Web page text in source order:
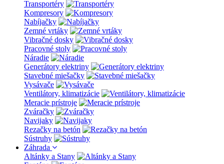
Transportéry
Kompresory
Nabíjačky
Zemné vrtáky
Vibračné dosky
Pracovné stoly
Náradie
Generátory elektriny
Stavebné miešačky
Vysávače
Ventilátory, klimatizácie
Meracie prístroje
Zváračky
Navijaky
Rezačky na betón
Sústruhy
Záhrada
Altánky a Stany